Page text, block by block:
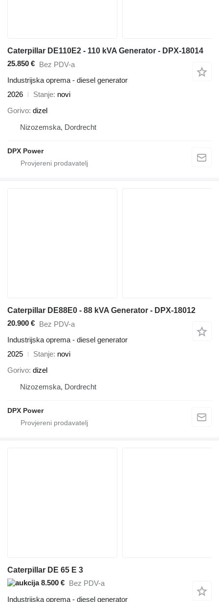
Caterpillar DE110E2 - 110 kVA Generator - DPX-18014
25.850 € Bez PDV-a
Industrijska oprema - diesel generator
2026
Stanje novi
Gorivo dizel
Nizozemska, Dordrecht
DPX Power
Caterpillar DE88E0 - 88 kVA Generator - DPX-18012
20.900 € Bez PDV-a
Industrijska oprema - diesel generator
2025
Stanje novi
Gorivo dizel
Nizozemska, Dordrecht
DPX Power
Caterpillar DE 65 E 3
8.500 € Bez PDV-a
Industrijska oprema - diesel generator